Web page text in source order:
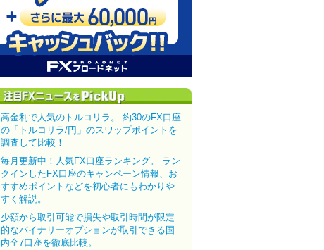
高金利で人気のトルコリラ。 約30のFX口座
の「トルコリラ/円」のスワップポイントを
調査して比較！
毎月更新中！人気FX口座ランキング。 ラン
クインしたFX口座のキャンペーン情報、お
すすめポイントなどを初心者にもわかりや
すく解説。
少額から取引可能で損失や取引時間が限定
的なバイナリーオプションが取引できる国
内全7口座を徹底比較。